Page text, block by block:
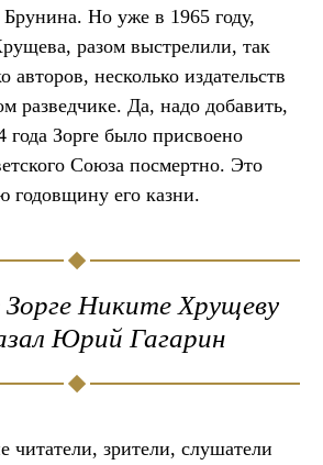
Но уже в 1965 году,
разом выстрелили, так
авторов, несколько издательств
разведчике. Да, надо добавить,
года Зорге было присвоено
Союза посмертно. Это
годовщину его казни.
Никите Хрущеву
Юрий Гагарин
читатели, зрители, слушатели